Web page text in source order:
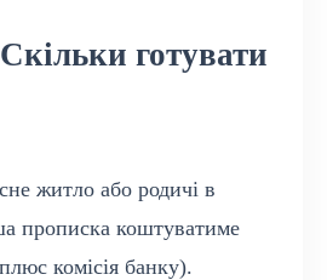
готувати
житло або родичі в
прописка коштуватиме
комісія банку).